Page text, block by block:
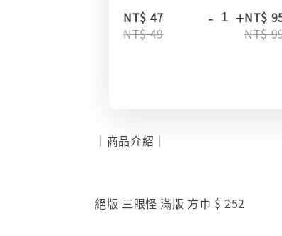
NT$ 47
NT$ 49
- +NT$
NT$
｜商品介紹｜
絕版 三眼怪 滿版 方巾 $ 252